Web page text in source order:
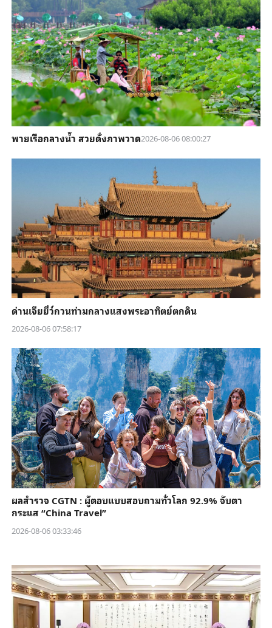
พายเรือกลางน้ำ สวยดั่งภาพวาด2026-08-06 08:00:27
ด่านเจียยี่ว์กวนท่ามกลางแสงพระอาทิตย์ตกดิน
2026-08-06 07:58:17
ผลสำรวจ CGTN : ผู้ตอบแบบสอบถามทั่วโลก 92.9% จับตา
กระแส “China Travel”
2026-08-06 03:33:46